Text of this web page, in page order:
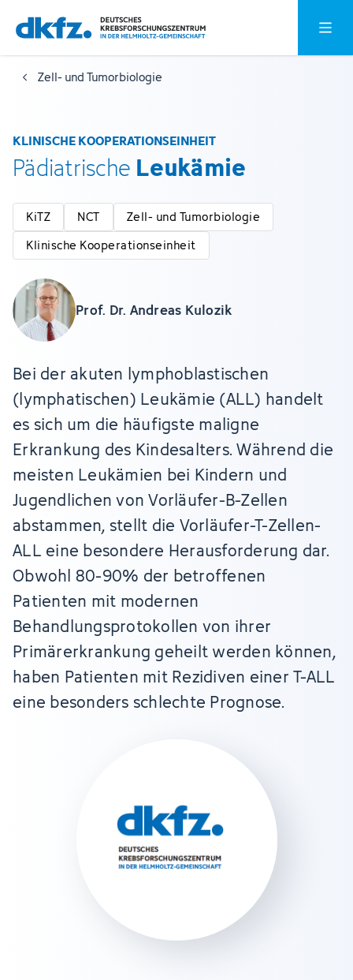
Zum
Hauptinhalt
springen
Zur
Fußzeile
springen
Zell- und Tumorbiologie
KLINISCHE KOOPERATIONSEINHEIT
Pädiatrische Leukämie
KiTZ NCT
Zell- und Tumorbiologie
Klinische Kooperationseinheit
Prof. Dr. Andreas Kulozik
Bei der akuten lymphoblastischen
(lymphatischen) Leukämie (ALL) handelt
es sich um die häufigste maligne
Erkrankung des Kindesalters. Während die
meisten Leukämien bei Kindern und
Jugendlichen von Vorläufer-B-Zellen
abstammen, stellt die Vorläufer-T-Zellen-
ALL eine besondere Herausforderung dar.
Obwohl 80-90% der betroffenen
Patienten mit modernen
Behandlungsprotokollen von ihrer
Primärerkrankung geheilt werden können,
haben Patienten mit Rezidiven einer T-ALL
eine besonders schlechte Prognose.